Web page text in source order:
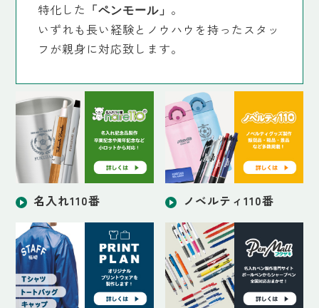
特化した
「ペンモール」 。
いずれも長い経験とノウハウを持ったスタッ
フが親身に対応致します。
名入れ110番 ノベルティ110番